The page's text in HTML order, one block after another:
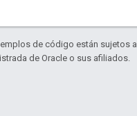
de código están sujetos a
de Oracle o sus afiliados.